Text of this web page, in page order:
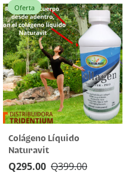
Oferta
Colágeno Líquido
Naturavit
Q399.00
Q295.00